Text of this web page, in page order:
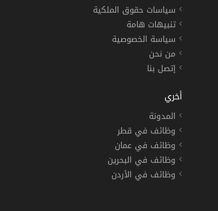
سياسات حقوق الملكية
تنبيهات هامة
سياسة الخصوصية
من نحن
إتصل بنا
أخري
المدونة
وظائف في قطر
وظائف في عمان
وظائف في البحرين
وظائف في الأردن